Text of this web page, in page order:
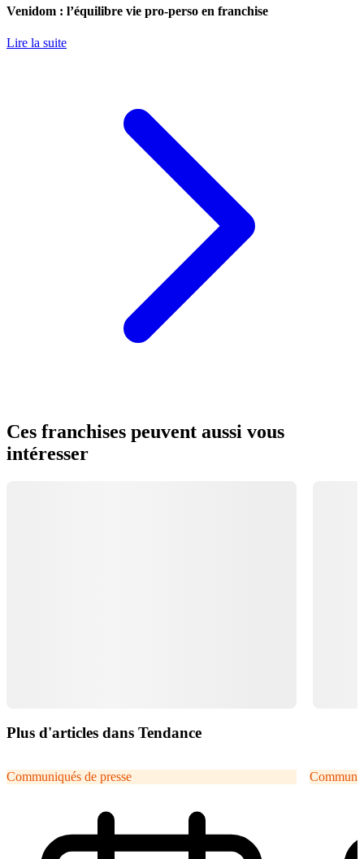
Venidom : l’équilibre vie pro-perso en franchise
Lire la suite
Ces franchises peuvent aussi vous
intéresser
Plus d'articles dans Tendance
Communiqués de presse